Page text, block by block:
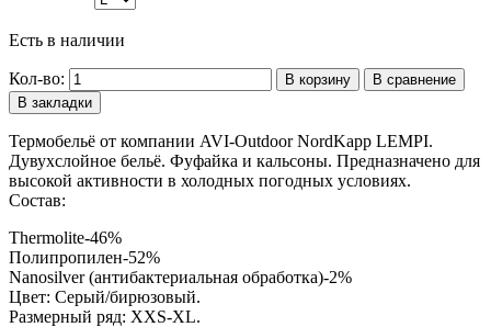
Есть в наличии
Кол-во: В корзину
В сравнение
В закладки
Термобельё от компании AVI-Outdoor NordKapp LEMPI.
Дувухслойное бельё. Фуфайка и кальсоны. Предназначено для
высокой активности в холодных погодных условиях.
Состав:
Thermolite-46%
Полипропилен-52%
Nanosilver (антибактериальная обработка)-2%
Цвет: Серый/бирюзовый.
Размерный ряд: XXS-XL.